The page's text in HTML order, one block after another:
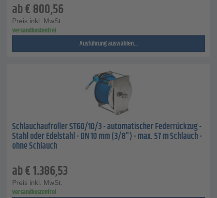
ab€800,56
Preis inkl. MwSt.
versandkostenfrei
Ausführung auswählen...
Schlauchaufroller ST60/10/3 - automatischer Federrückzug -
Stahl oder Edelstahl - DN 10 mm (3/8") - max. 57 m Schlauch -
ohne Schlauch
ab€1.386,53
Preis inkl. MwSt.
versandkostenfrei